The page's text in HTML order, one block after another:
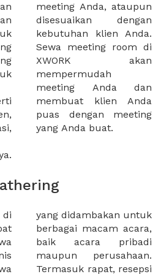
di
yang Anda buat.